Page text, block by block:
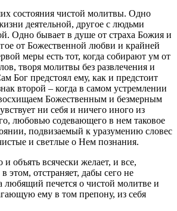
состояния чистой молитвы. Одно
деятельной, другое с людьми
Одно бывает в душе от страха Божия и
от Божественной любви и крайней
меры есть тот, когда собирают ум от
творя молитвы без развлечения и
Бог предстоял ему, как и предстоит
второй – когда в самом устремлении
Божественным и безмерным
ни себя и ничего иного из
любовью содевающего в нем таковое
подвизаемый к уразумению словес
и светлые о Нем познания.
объять всячески желает, и все,
этом, отстраняет, дабы сего не
любящий печется о чистой молитве и
ему в том препону, из себя